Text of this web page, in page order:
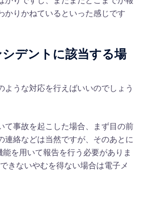
かりかねているといった感じです
デントに該当する場
ような対応を行えばいいのでしょう
て事故を起こした場合、まず目の前
連絡などは当然ですが、そのあとに
を用いて報告を行う必要がありま
きないやむを得ない場合は電子メ